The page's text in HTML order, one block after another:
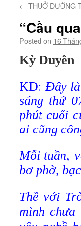
← THUỞ ĐƯỜNG
“Cầu
Posted on 16
Kỳ Duyên
KD:Đây là
sáng thứ
phút cuối
ai cũng
Mỗi tuần,
bơ phờ,
Thề với
mình